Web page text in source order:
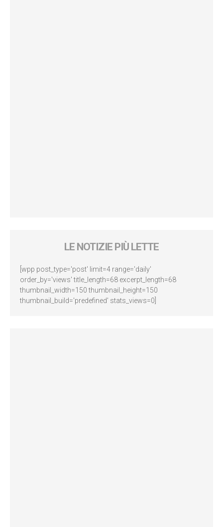
LE NOTIZIE PIÙ LETTE
[wpp post_type='post' limit=4 range='daily'
order_by='views' title_length=68 excerpt_length=68
thumbnail_width=150 thumbnail_height=150
thumbnail_build='predefined' stats_views=0]